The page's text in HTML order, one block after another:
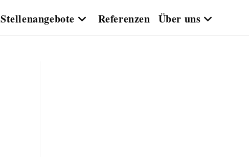
Stellenangebote Referenzen Über uns